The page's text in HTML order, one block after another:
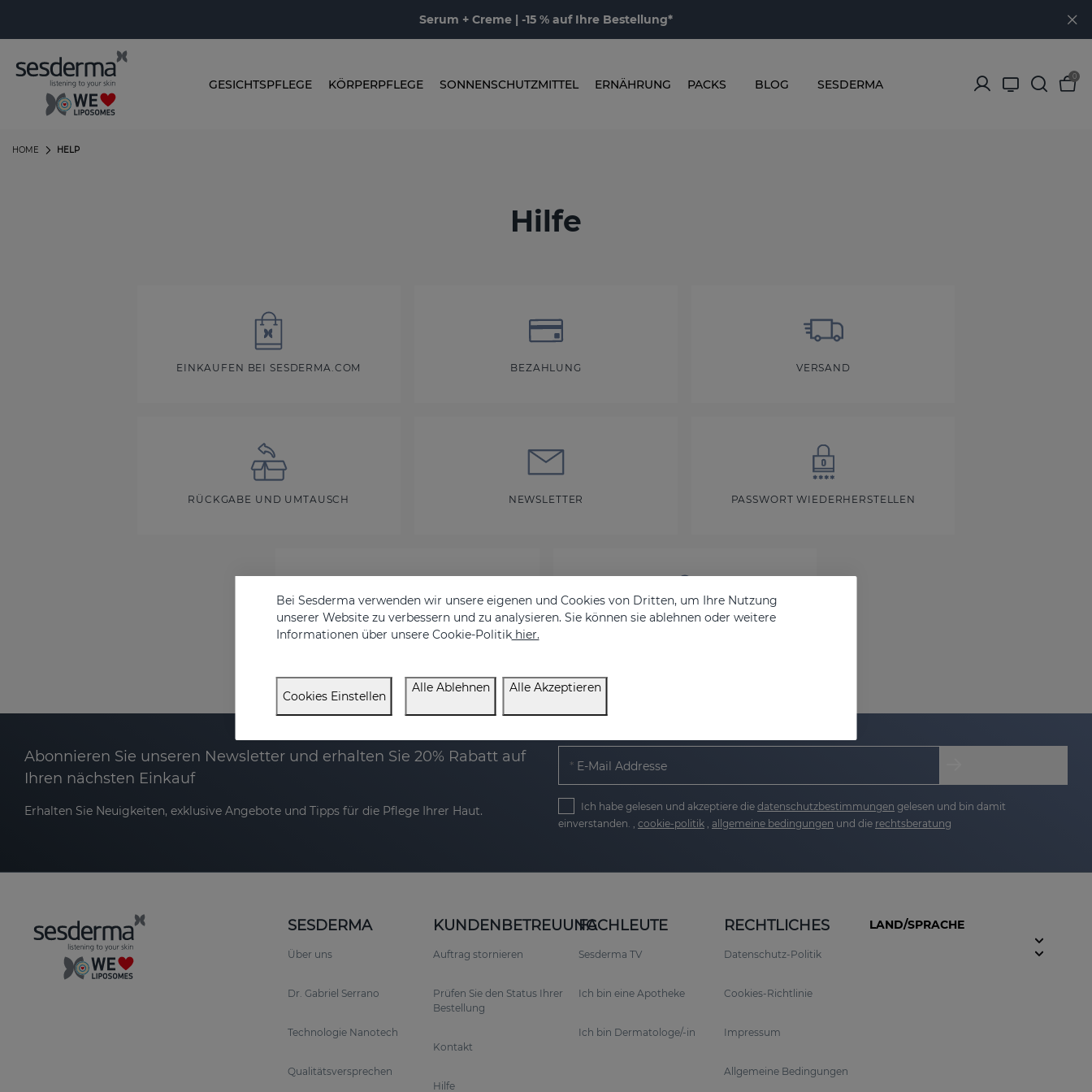
Serum + Creme | -15 % auf Ihre Bestellung*
GESICHTSPFLEGE KÖRPERPFLEGE SONNENSCHUTZMITTEL ERNÄHRUNG PACKS BLOG SESDERMA
0
HELP
HOME
Hilfe
EINKAUFEN BEI SESDERMA.COM BEZAHLUNG VERSAND
RÜCKGABE UND UMTAUSCH NEWSLETTER PASSWORT WIEDERHERSTELLEN
KONTAKT
Abonnieren Sie unseren Newsletter und erhalten Sie 20% Rabatt auf
Ihren nächsten Einkauf
Erhalten Sie Neuigkeiten, exklusive Angebote und Tipps für die Pflege Ihrer Haut.
E-Mail Addresse
Ich habe gelesen und akzeptiere die datenschutzbestimmungen gelesen und bin damit
einverstanden. , cookie-politik , allgemeine bedingungen und die rechtsberatung
SESDERMA
Über uns
Dr. Gabriel Serrano
Technologie Nanotech
Qualitätsversprechen
KUNDENBETREUUNG
Auftrag stornieren
Prüfen Sie den Status Ihrer
Bestellung
Kontakt
Hilfe
FACHLEUTE
Sesderma TV
Ich bin eine Apotheke
Ich bin Dermatologe/-in
RECHTLICHES
Datenschutz-Politik
Cookies-Richtlinie
Impressum
Allgemeine Bedingungen
LAND/SPRACHE
Bei Sesderma verwenden wir unsere eigenen und Cookies von Dritten, um Ihre Nutzung
unserer Website zu verbessern und zu analysieren. Sie können sie ablehnen oder weitere
Informationen über unsere Cookie-Politikhier.
Cookies Einstellen
Alle Ablehnen Alle Akzeptieren